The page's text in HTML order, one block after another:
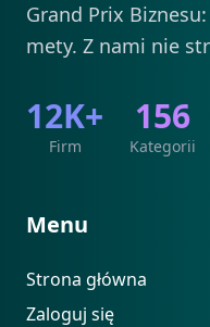
Grand Prix
mety. Z nami nie
12K+
Firm
156
Kategorii
Menu
Strona główna
Zaloguj się